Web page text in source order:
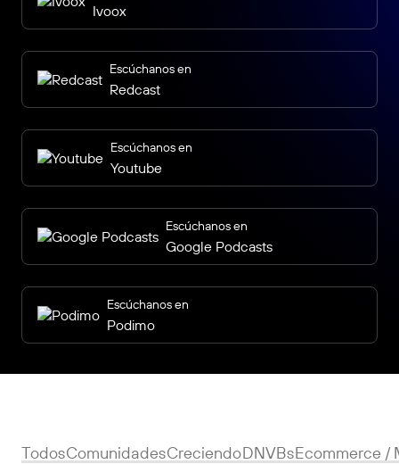
Ivoox
Escúchanos en
Redcast
Escúchanos en
Youtube
Escúchanos en
Google Podcasts
Escúchanos en
Podimo
TodosComunidadesCreciendoDNVBsEcommerce /